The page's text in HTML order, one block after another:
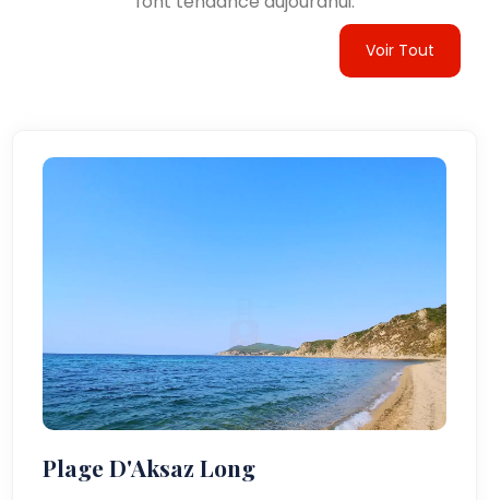
Voir Tout
Plage D'Aksaz Long